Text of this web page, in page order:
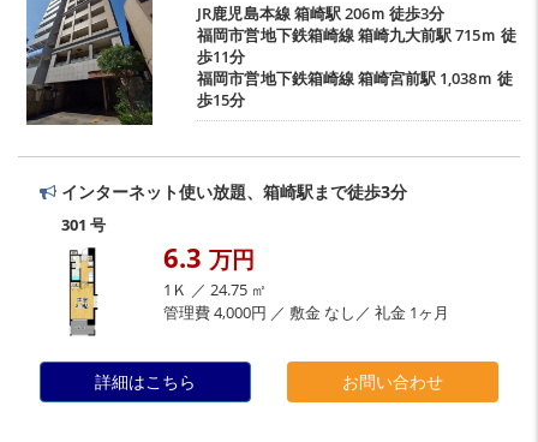
JR鹿児島本線箱崎駅206ｍ 徒歩3分
福岡市営地下鉄箱崎線箱崎九大前駅715ｍ 徒
歩11分
福岡市営地下鉄箱崎線箱崎宮前駅 1,038ｍ 徒
歩15分
インターネット使い放題、箱崎駅まで徒歩3分
301 号
6.3 万円
1Ｋ ／ 24.75 ㎡
管理費 4,000円 ／ 敷金 なし／ 礼金 1ヶ月
詳細はこちら お問い合わせ